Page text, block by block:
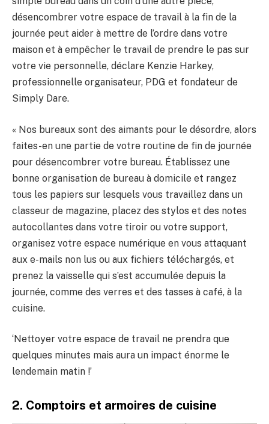
désencombrer votre espace de travail à la fin de la
journée peut aider à mettre de l’ordre dans votre
maison et à empêcher le travail de prendre le pas sur
votre vie personnelle, déclare Kenzie Harkey,
professionnelle organisateur, PDG et fondateur de
Simply Dare.
« Nos bureaux sont des aimants pour le désordre, alors
faites-en une partie de votre routine de fin de journée
pour désencombrer votre bureau. Établissez une
bonne organisation de bureau à domicile et rangez
tous les papiers sur lesquels vous travaillez dans un
classeur de magazine, placez des stylos et des notes
autocollantes dans votre tiroir ou votre support,
organisez votre espace numérique en vous attaquant
aux e-mails non lus ou aux fichiers téléchargés, et
prenez la vaisselle qui s’est accumulée depuis la
journée, comme des verres et des tasses à café, à la
cuisine.
‘Nettoyer votre espace de travail ne prendra que
quelques minutes mais aura un impact énorme le
lendemain matin !’
2. Comptoirs et armoires de cuisine